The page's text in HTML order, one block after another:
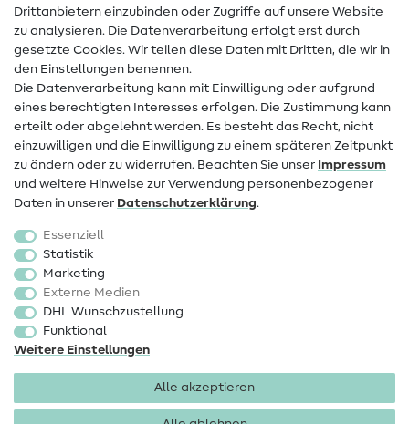
Kontakt
Infos zum Betreiberwechsel
FAQ
Widerrufsrecht
Beliebt
Stoffe
Sale
Schnittmuster
Drittanbietern einzubinden oder Zugriffe auf unsere Website
zu analysieren. Die Datenverarbeitung erfolgt erst durch
gesetzte Cookies. Wir teilen diese Daten mit Dritten, die wir in
den Einstellungen benennen.
Die Datenverarbeitung kann mit Einwilligung oder aufgrund
eines berechtigten Interesses erfolgen. Die Zustimmung kann
erteilt oder abgelehnt werden. Es besteht das Recht, nicht
einzuwilligen und die Einwilligung zu einem späteren Zeitpunkt
zu ändern oder zu widerrufen. Beachten Sie unser Impressum
und weitere Hinweise zur Verwendung personenbezogener
Daten in unserer Daten­schutz­erklärung.
Essenziell
Statistik
Marketing
Externe Medien
DHL Wunschzustellung
Funktional
Weitere Einstellungen
Alle akzeptieren
Impressum Datenschutz
AGB